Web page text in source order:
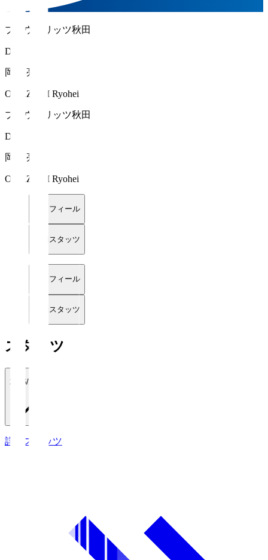
ブラウブリッツ秋田
DF 2
岡﨑 亮平
OKAZAKI Ryohei
ブラウブリッツ秋田
DF 2
岡﨑 亮平
OKAZAKI Ryohei
プロフィール
詳細スタッツ
プロフィール
詳細スタッツ
スタッツ
2026/27
詳細スタッツ